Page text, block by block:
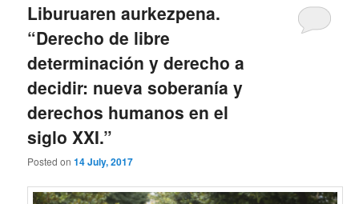
Liburuaren aurkezpena.
“Derecho de libre
determinación y derecho a
decidir: nueva soberanía y
derechos humanos en el
siglo XXI.”
Posted on14 July, 2017